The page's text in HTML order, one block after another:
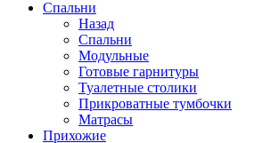
Спальни
Назад
Спальни
Модульные
Готовые гарнитуры
Туалетные столики
Прикроватные тумбочки
Матрасы
Прихожие